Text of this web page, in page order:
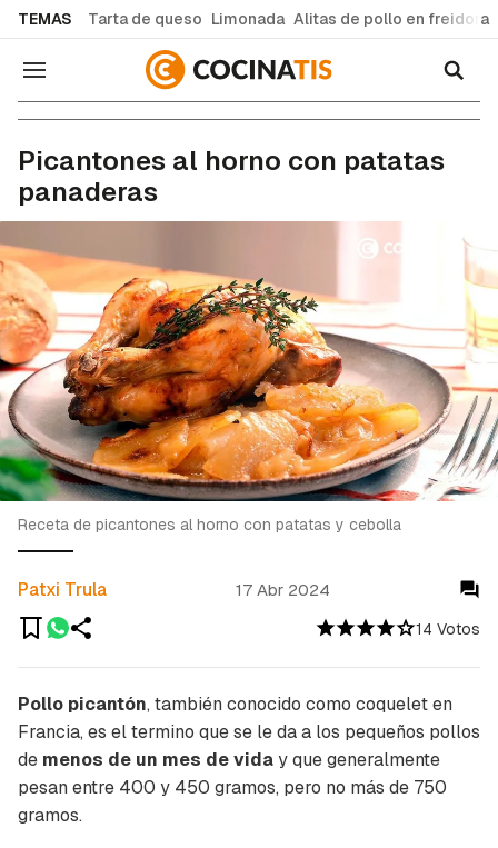
TEMAS Tarta de queso Limonada Alitas de pollo en freidora
Navegación
Picantones al horno con patatas
panaderas
14 Votos
Patxi Trula 17 Abr 2024
Receta de picantones al horno con patatas y cebolla
Pollo picantón, también conocido como coqueleten
Francia, es el termino que se le da a los pequeños pollos
de menos de un mes de viday que generalmente
pesan entre 400 y 450 gramos, pero no más de 750
gramos.